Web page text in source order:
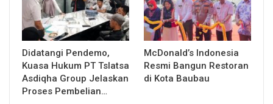
Didatangi Pendemo,
Kuasa Hukum PT Tslatsa
Asdiqha Group Jelaskan
Proses Pembelian…
McDonald’s Indonesia
Resmi Bangun Restoran
di Kota Baubau